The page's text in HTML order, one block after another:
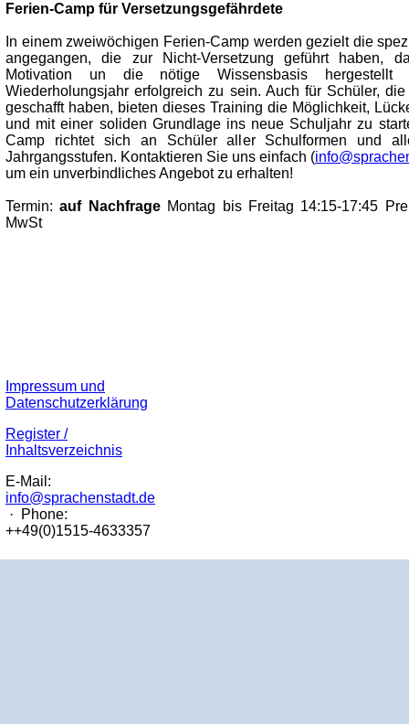
Ferien-Camp für Versetzungsgefährdete
In einem zweiwöchigen Ferien-Camp werden gezielt die
angegangen, die zur Nicht-Versetzung geführt haben,
Motivation un die nötige Wissensbasis
Wiederholungsjahr erfolgreich zu sein. Auch für Schüler,
geschafft haben, bieten dieses Training die Möglichkeit,
und mit einer soliden Grundlage ins neue Schuljahr zu
Camp richtet sich an Schüler aller Schulformen und
Jahrgangsstufen. Kontaktieren Sie uns einfach (
um ein unverbindliches Angebot zu erhalten!
Termin:auf NachfrageMontag bis Freitag 14:15-17:45
MwSt
Impressum und
Datenschutzerklärung
Register /
Inhaltsverzeichnis
E-Mail:
info@sprachenstadt.de
· Phone:
++49(0)1515-4633357